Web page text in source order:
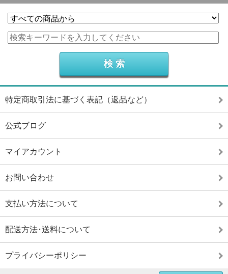
特定商取引法に基づく表記（返品など）
公式ブログ
マイアカウント
お問い合わせ
支払い方法について
配送方法･送料について
プライバシーポリシー